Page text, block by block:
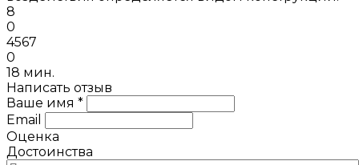
8
0
4567
0
18 мин.
Написать отзыв
Ваше имя *
Email
Оценка
Достоинства